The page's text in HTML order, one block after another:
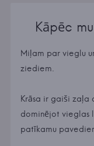
Kāpēc
Miļam par vieglu
ziediem.
Krāsa ir gaiši zaļa
dominējot vieglas
patīkamu